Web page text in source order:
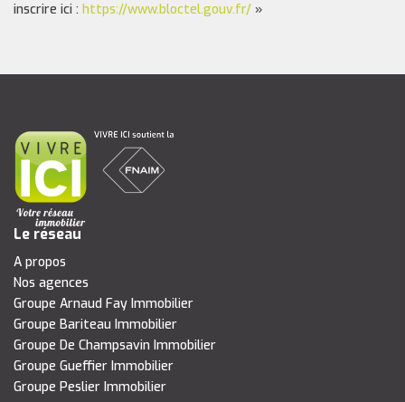
inscrire ici : https://www.bloctel.gouv.fr/ »
Le réseau
A propos
Nos agences
Groupe Arnaud Fay Immobilier
Groupe Bariteau Immobilier
Groupe De Champsavin Immobilier
Groupe Gueffier Immobilier
Groupe Peslier Immobilier